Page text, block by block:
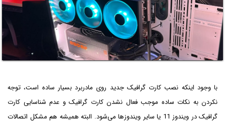
با وجود اینکه نصب کارت گرافیک جدید روی مادربرد بسیار ساده است، توجه
نکردن به نکات ساده موجب فعال نشدن کارت گرافیک و عدم شناسایی کارت
گرافیک در ویندوز 11 یا سایر ویندوزها می‌شود. البته همیشه هم مشکل اتصالات